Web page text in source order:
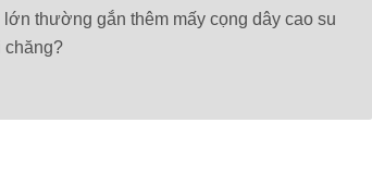
thường gắn thêm mấy cọng dây cao su
chăng?